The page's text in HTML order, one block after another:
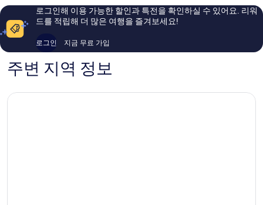
이
후
기
이
용
로그인해 이용 가능한 할인과 특전을 확인하실 수 있어요. 리워
드를 적립해 더 많은 여행을 즐겨보세요!
로그인 지금 무료 가입
주변 지역 정보